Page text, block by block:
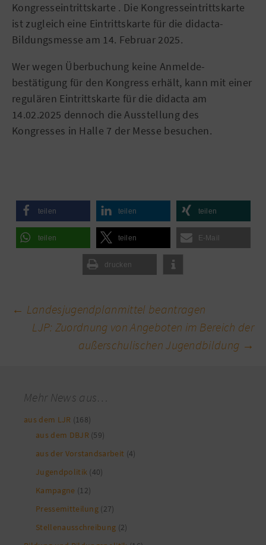
Kongresseintrittskarte . Die Kongresseintrittskarte
ist zugleich eine Eintrittskarte für die didacta-
Bildungsmesse am 14. Februar 2025.
Wer wegen Überbuchung keine Anmelde­
bestätigung für den Kongress erhält, kann mit einer
regulären Eintrittskarte für die didacta am
14.02.2025 dennoch die Ausstellung des
Kongresses in Halle 7 der Messe besuchen.
teilen teilen teilen
teilen teilen E-Mail
drucken
Beitragsnavigation
← Landesjugendplanmittel beantragen
LJP: Zuordnung von Angeboten im Bereich der
außerschulischen Jugendbildung →
Mehr News aus…
aus dem LJR (168)
aus dem DBJR (59)
aus der Vorstandsarbeit (4)
Jugendpolitik (40)
Kampagne (12)
Pressemitteilung (27)
Stellenausschreibung (2)